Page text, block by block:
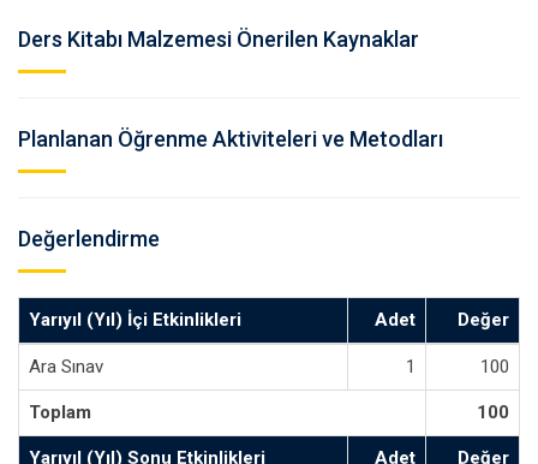
Ders Kitabı Malzemesi Önerilen Kaynaklar
Planlanan Öğrenme Aktiviteleri ve Metodları
Değerlendirme
Yarıyıl (Yıl) İçi Etkinlikleri Adet Değer
Ara Sınav 1 100
Toplam 100
Yarıyıl (Yıl) Sonu Etkinlikleri Adet Değer